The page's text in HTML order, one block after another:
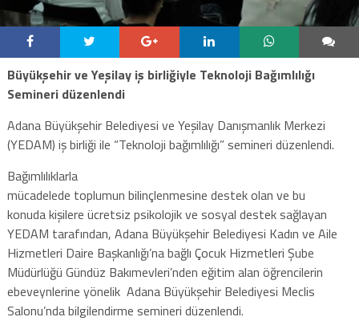
Büyükşehir ve Yeşilay iş birliğiyle Teknoloji Bağımlılığı
Semineri düzenlendi
Adana Büyükşehir Belediyesi ve Yeşilay Danışmanlık Merkezi
(YEDAM) iş birliği ile “Teknoloji bağımlılığı” semineri düzenlendi.
Bağımlılıklarla
mücadelede toplumun bilinçlenmesine destek olan ve bu
konuda kişilere ücretsiz psikolojik ve sosyal destek sağlayan
YEDAM tarafından, Adana Büyükşehir Belediyesi Kadın ve Aile
Hizmetleri Daire Başkanlığı’na bağlı Çocuk Hizmetleri Şube
Müdürlüğü Gündüz Bakımevleri’nden eğitim alan öğrencilerin
ebeveynlerine yönelik Adana Büyükşehir Belediyesi Meclis
Salonu’nda bilgilendirme semineri düzenlendi.